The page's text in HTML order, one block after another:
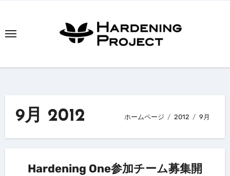
を
9月 2012 ホームページ 2012 9月
Hardening One参加チーム募集開